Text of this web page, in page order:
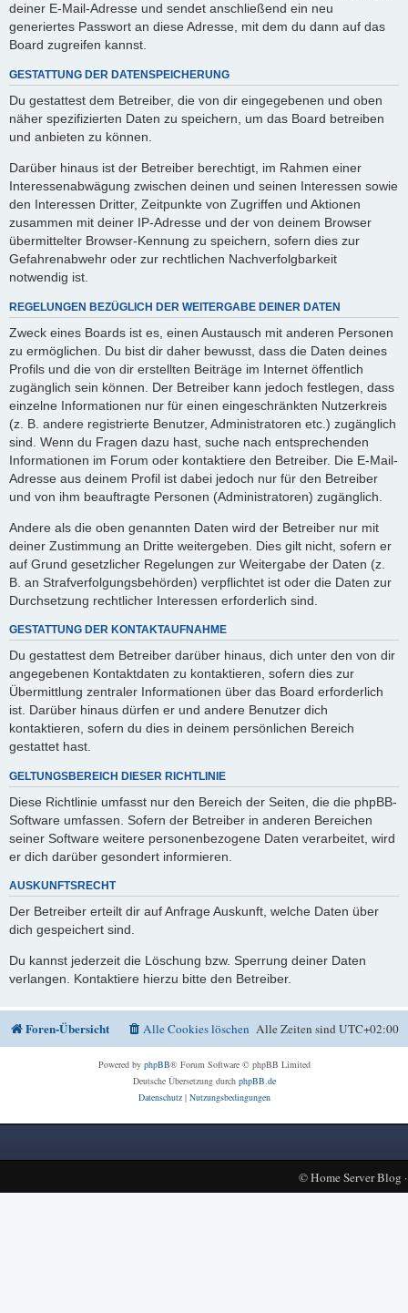
deiner E-Mail-Adresse und sendet anschließend ein neu
generiertes Passwort an diese Adresse, mit dem du dann auf das
Board zugreifen kannst.
GESTATTUNG DER DATENSPEICHERUNG
Du gestattest dem Betreiber, die von dir eingegebenen und oben
näher spezifizierten Daten zu speichern, um das Board betreiben
und anbieten zu können.
Darüber hinaus ist der Betreiber berechtigt, im Rahmen einer
Interessenabwägung zwischen deinen und seinen Interessen sowie
den Interessen Dritter, Zeitpunkte von Zugriffen und Aktionen
zusammen mit deiner IP-Adresse und der von deinem Browser
übermittelter Browser-Kennung zu speichern, sofern dies zur
Gefahrenabwehr oder zur rechtlichen Nachverfolgbarkeit
notwendig ist.
REGELUNGEN BEZÜGLICH DER WEITERGABE DEINER DATEN
Zweck eines Boards ist es, einen Austausch mit anderen Personen
zu ermöglichen. Du bist dir daher bewusst, dass die Daten deines
Profils und die von dir erstellten Beiträge im Internet öffentlich
zugänglich sein können. Der Betreiber kann jedoch festlegen, dass
einzelne Informationen nur für einen eingeschränkten Nutzerkreis
(z. B. andere registrierte Benutzer, Administratoren etc.) zugänglich
sind. Wenn du Fragen dazu hast, suche nach entsprechenden
Informationen im Forum oder kontaktiere den Betreiber. Die E-Mail-
Adresse aus deinem Profil ist dabei jedoch nur für den Betreiber
und von ihm beauftragte Personen (Administratoren) zugänglich.
Andere als die oben genannten Daten wird der Betreiber nur mit
deiner Zustimmung an Dritte weitergeben. Dies gilt nicht, sofern er
auf Grund gesetzlicher Regelungen zur Weitergabe der Daten (z.
B. an Strafverfolgungsbehörden) verpflichtet ist oder die Daten zur
Durchsetzung rechtlicher Interessen erforderlich sind.
GESTATTUNG DER KONTAKTAUFNAHME
Du gestattest dem Betreiber darüber hinaus, dich unter den von dir
angegebenen Kontaktdaten zu kontaktieren, sofern dies zur
Übermittlung zentraler Informationen über das Board erforderlich
ist. Darüber hinaus dürfen er und andere Benutzer dich
kontaktieren, sofern du dies in deinem persönlichen Bereich
gestattet hast.
GELTUNGSBEREICH DIESER RICHTLINIE
Diese Richtlinie umfasst nur den Bereich der Seiten, die die phpBB-
Software umfassen. Sofern der Betreiber in anderen Bereichen
seiner Software weitere personenbezogene Daten verarbeitet, wird
er dich darüber gesondert informieren.
AUSKUNFTSRECHT
Der Betreiber erteilt dir auf Anfrage Auskunft, welche Daten über
dich gespeichert sind.
Du kannst jederzeit die Löschung bzw. Sperrung deiner Daten
verlangen. Kontaktiere hierzu bitte den Betreiber.
Foren-Übersicht Alle Zeiten sindUTC+02:00
Alle Cookies löschen
Powered by phpBB® Forum Software © phpBB Limited
Deutsche Übersetzung durch phpBB.de
Datenschutz| Nutzungsbedingungen
©Home Server Blog